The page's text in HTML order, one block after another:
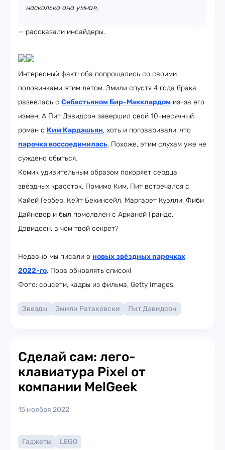
насколько она умна»,
— рассказали инсайдеры.
Интересный факт: оба попрощались со своими
половинками этим летом. Эмили спустя 4 года брака
развелась с Себастьяном Бир-Макклардом из-за его
измен. А Пит Дэвидсон завершил свой 10-месячный
роман с Ким Кардашьян, хоть и поговаривали, что
парочка воссоединилась. Похоже, этим слухам уже не
суждено сбыться.
Комик удивительным образом покоряет сердца
звёздных красоток. Помимо Ким, Пит встречался с
Кайей Гербер, Кейт Бекинсейл, Маргарет Куэлли, Фиби
Дайневор и был помолвлен с Арианой Гранде.
Дэвидсон, в чём твой секрет?
Недавно мы писали о новых звёздных парочках
2022-го. Пора обновлять список!
Фото: соцсети, кадры из фильма, Getty Images
Звезды Эмили Ратаковски Пит Дэвидсон
Сделай сам: лего-
клавиатура Pixel от
компании MelGeek
15 ноября 2022
Гаджеты
LEGO